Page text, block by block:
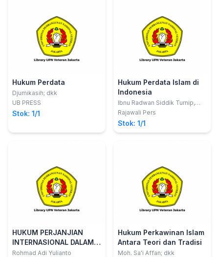
Hukum Perdata
Djumikasih; dkk
UB PRESS
Stok: 1/1
Hukum Perdata Islam di
Indonesia
Ibnu Radwan Siddik Turnip,
S.Ag., M.Ag.
Rajawali Pers
Stok: 1/1
HUKUM PERJANJIAN
INTERNASIONAL DALAM
ISLAM
Rohmad Adi Yulianto
Hukum Perkawinan Islam
Antara Teori dan Tradisi
Moh. Sa'i Affan; dkk